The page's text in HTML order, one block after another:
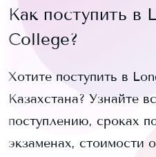
Как поступить в
College?
Хотите поступить в
Казахстана? Узнайте
поступлению, сроках
экзаменах, стоимости